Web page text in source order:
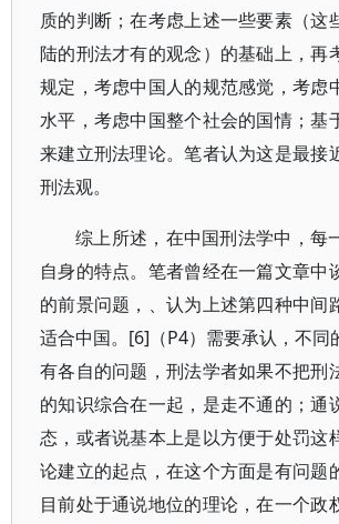
质的判断；在考虑上述一些要素（这
陆的刑法才有的观念）的基础上，再
规定，考虑中国人的规范感觉，考虑
水平，考虑中国整个社会的国情；基
来建立刑法理论。笔者认为这是最接
刑法观。
综上所述，在中国刑法学中，每
自身的特点。笔者曾经在一篇文章中
的前景问题，、认为上述第四种中间
适合中国。[6]（P4）需要承认，不同
有各自的问题，刑法学者如果不把刑
的知识综合在一起，是走不通的；通
态，或者说基本上是以方便于处罚这
论建立的起点，在这个方面是有问题
目前处于通说地位的理论，在一个政